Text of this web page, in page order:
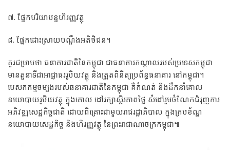
៧. ផ្នែកបរិយាបន្នហិរញ្ញវត្ថុ
៨. ផ្នែកដោះស្រាយបណ្តឹងអតិថិជន។
គួរជម្រាបថា ធនាគារជាតិនៃកម្ពុជា ជាធនាគារកណ្តាលរបស់ប្រទេសកម្ពុជា
មានតួនាទីជាអាជ្ញាធររូបិយវត្ថុ និងត្រួតពិនិត្យប្រព័ន្ធធនាគារ នៅកម្ពុជា។
បេសកកម្មចម្បងរបស់ធនាគារជាតិនៃកម្ពុជា គឺកំណត់ និងដឹកនាំគោល
នយោបាយរូបិយវត្ថុ ក្នុងគោល ដៅរក្សាស្ថិរភាពថ្លៃ សំដៅរួមចំណែកជំរុញការ
អភិវឌ្ឍសេដ្ឋកិច្ចជាតិ ដោយពិគ្រោះជាមួយរាជរដ្ឋាភិបាល ក្នុងក្របខ័ណ្ឌ
នយោបាយសេដ្ឋកិច្ច និងហិរញ្ញវត្ថុ នៃព្រះរាជាណាចក្រកម្ពុជា៕